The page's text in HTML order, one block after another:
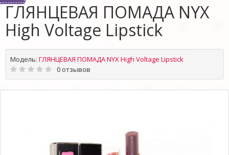
ГЛЯНЦЕВАЯ ПОМАДА NYX
High Voltage Lipstick
Модель: ГЛЯНЦЕВАЯ ПОМАДА NYX High Voltage Lipstick
0 отзывов